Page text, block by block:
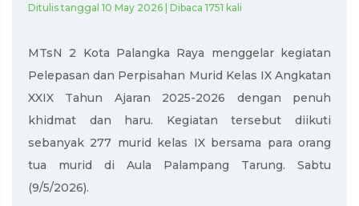
Ditulis tanggal 10 May 2026 | Dibaca 1751 kali
MTsN 2 Kota Palangka Raya menggelar kegiatan
Pelepasan dan Perpisahan Murid Kelas IX Angkatan
XXIX Tahun Ajaran 2025-2026 dengan penuh
khidmat dan haru. Kegiatan tersebut diikuti
sebanyak 277 murid kelas IX bersama para orang
tua murid di Aula Palampang Tarung. Sabtu
(9/5/2026).